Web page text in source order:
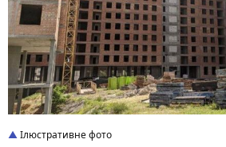
Ілюстративне фото